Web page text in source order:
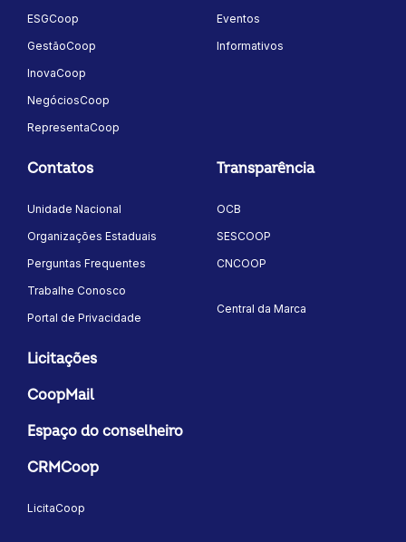
ESGCoop
GestãoCoop
InovaCoop
NegóciosCoop
RepresentaCoop
Eventos
Informativos
Contatos
Unidade Nacional
Organizações Estaduais
Perguntas Frequentes
Trabalhe Conosco
Portal de Privacidade
Transparência
OCB
SESCOOP
CNCOOP
Central da Marca
Licitações
CoopMail
Espaço do conselheiro
CRMCoop
LicitaCoop